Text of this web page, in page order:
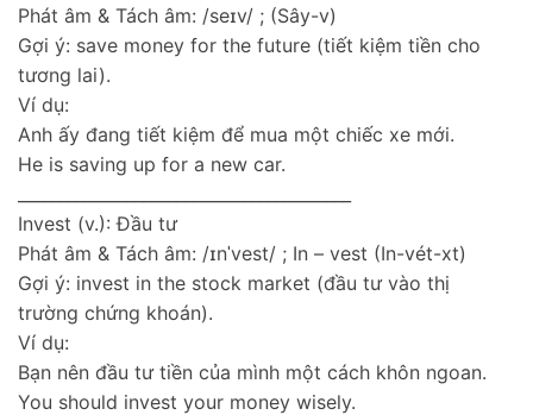
Phát âm & Tách âm: /seɪv/ ; (Sây-v)
Gợi ý: save money for the future (tiết kiệm tiền cho
tương lai).
Ví dụ:
Anh ấy đang tiết kiệm để mua một chiếc xe mới.
He is saving up for a new car.
Invest (v.): Đầu tư
Phát âm & Tách âm: /ɪnˈvest/ ; In – vest (In-vét-xt)
Gợi ý: invest in the stock market (đầu tư vào thị
trường chứng khoán).
Ví dụ:
Bạn nên đầu tư tiền của mình một cách khôn ngoan.
You should invest your money wisely.